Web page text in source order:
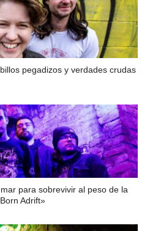
pegadizos y verdades crudas
para sobrevivir al peso de la
Adrift»